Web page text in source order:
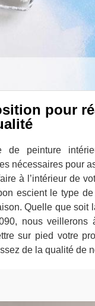
pour
de peinture
nécessaires pour
à l’intérieur de
escient le type
Quelle que soit
nous
sur pied votre
de la qualité de